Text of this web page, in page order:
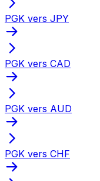
PGK vers JPY
PGK vers CAD
PGK vers AUD
PGK vers CHF